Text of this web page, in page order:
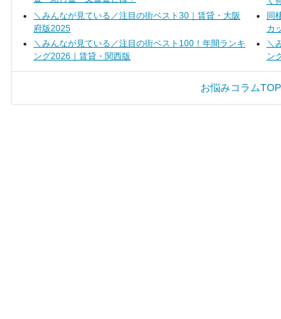
ない」といったメリットに目が奪わ
れがちですが、実際のところデメ
はルームシェアのメリット・デメ
リットについて、実際にルームシ
＼みんなが見ている／注目の街ベスト30｜賃貸・大阪
府版2025
同
カ
＼みんなが見ている／注目の街ベスト100！年間ランキ
ング2026｜賃貸・関西版
＼
ン
お悩みコラム